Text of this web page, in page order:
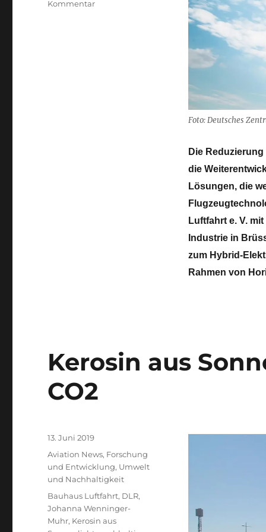
Foto: Deutsches
Die
die
Lösungen, die
Luftfahrt e. V.
Industrie in
zum Hybrid-
Rahmen von
Kommentarzu
Kerosin aus
CO2
Veröffentlicht
am
13. Juni 2019
Kategorien
Aviation News, Forschung
und Entwicklung, Umwelt
und Nachhaltigkeit
Schlagwörter
Bauhaus Luftfahrt, DLR,
Johanna Wenninger-
Muhr, Kerosin aus